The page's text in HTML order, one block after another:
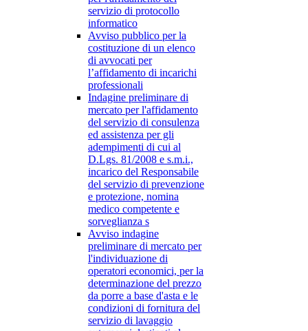
servizio di protocollo
informatico
Avviso pubblico per la
costituzione di un elenco
di avvocati per
l’affidamento di incarichi
professionali
Indagine preliminare di
mercato per l'affidamento
del servizio di consulenza
ed assistenza per gli
adempimenti di cui al
D.Lgs. 81/2008 e s.m.i.,
incarico del Responsabile
del servizio di prevenzione
e protezione, nomina
medico competente e
sorveglianza s
Avviso indagine
preliminare di mercato per
l'individuazione di
operatori economici, per la
determinazione del prezzo
da porre a base d'asta e le
condizioni di fornitura del
servizio di lavaggio